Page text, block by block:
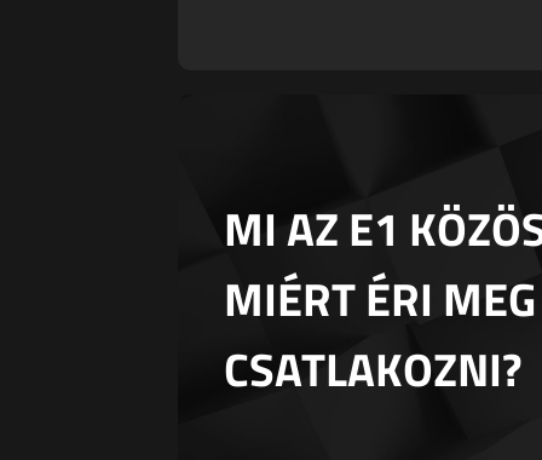
MI AZ E1
MIÉRT ÉRI MEG
CSATLAKOZNI?